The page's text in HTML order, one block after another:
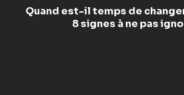
Quand est-il temps de
8 signes à ne pas